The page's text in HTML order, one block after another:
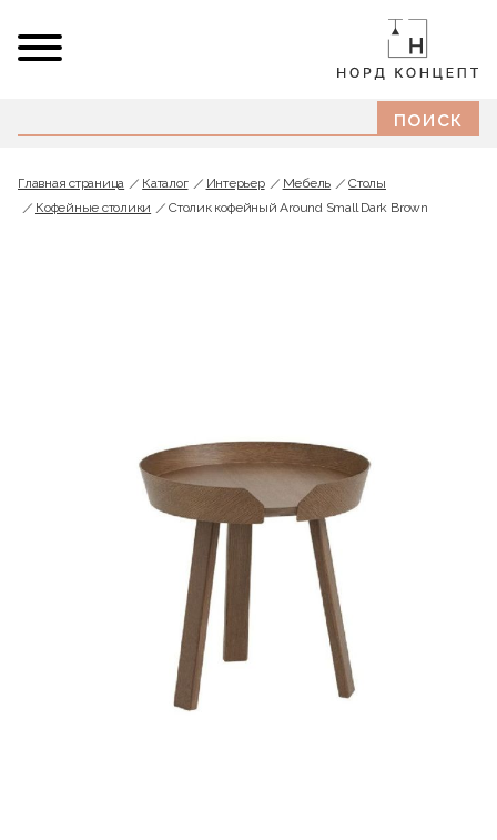
Главная страница Каталог Интерьер Мебель
Cтолы
Кофейные столики
Столик кофейный Around Small Dark Brown